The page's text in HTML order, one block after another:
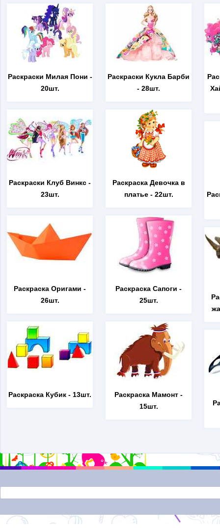
Раскраски Милая Пони -
20шт.
Раскраски Клуб Винкс -
23шт.
Раскраска Оригами -
26шт.
Раскраска Кубик - 13шт.
Раскраски Кукла Барби
- 28шт.
Раскраска Девочка в
платье- 22шт.
Раскраска Сапоги -
25шт.
Раскраска Мамонт -
15шт.